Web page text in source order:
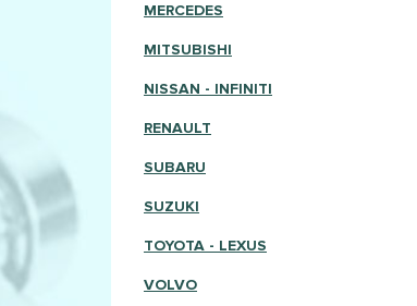
MERCEDES
MITSUBISHI
NISSAN - INFINITI
RENAULT
SUBARU
SUZUKI
TOYOTA - LEXUS
VOLVO